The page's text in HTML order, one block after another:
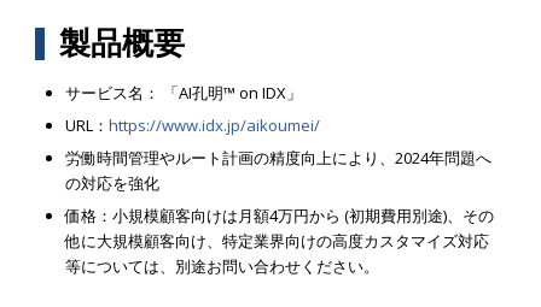
製品概要
サービス名： 「AI孔明™ on IDX」
URL： https://www.idx.jp/aikoumei/
労働時間管理やルート計画の精度向上により、2024年問題へ
の対応を強化
価格：小規模顧客向けは月額4万円から (初期費用別途)、その
他に大規模顧客向け、特定業界向けの高度カスタマイズ対応
等については、別途お問い合わせください。